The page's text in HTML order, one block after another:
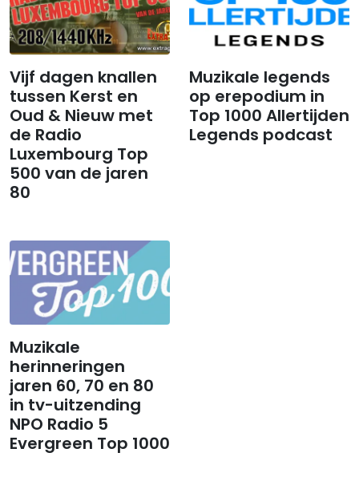
Vijf dagen knallen
tussen Kerst en
Oud & Nieuw met
de Radio
Luxembourg Top
500 van de jaren
80
​​​​​​​Muzikale legends
op erepodium in
Top 1000 Allertijden
Legends podcast
Muzikale
herinneringen
jaren 60, 70 en 80
in tv-uitzending
NPO Radio 5
Evergreen Top 1000